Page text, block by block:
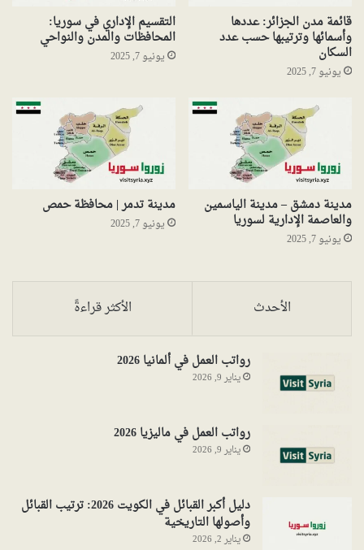
قائمة مدن الجزائر: عددها
وأسمائها وترتيبها حسب عدد
السكان
يونيو 7, 2025
التقسيم الإداري في سوريا:
المحافظات والمدن والنواحي
يونيو 7, 2025
مدينة دمشق – مدينة الياسمين
والعاصمة الإدارية لسوريا
يونيو 7, 2025
مدينة تدمر | محافظة حمص
يونيو 7, 2025
الأحدث الأكثر قراءةً
رواتب العمل في ألمانيا 2026
يناير 9, 2026
رواتب العمل في ماليزيا 2026
يناير 9, 2026
دليل أكبر القبائل في الكويت 2026: ترتيب القبائل
وأصولها التاريخية
يناير 2, 2026